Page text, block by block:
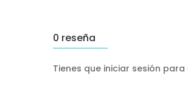
0 reseña
Tienes que iniciar sesión